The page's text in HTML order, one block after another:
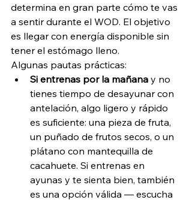
determina en gran parte cómo te vas
a sentir durante el WOD. El objetivo
es llegar con energía disponible sin
tener el estómago lleno.
Algunas pautas prácticas:
Si entrenas por la mañana y no
tienes tiempo de desayunar con
antelación, algo ligero y rápido
es suficiente: una pieza de fruta,
un puñado de frutos secos, o un
plátano con mantequilla de
cacahuete. Si entrenas en
ayunas y te sienta bien, también
es una opción válida — escucha